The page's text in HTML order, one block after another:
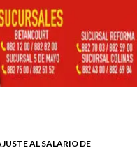
AL SALARIO DE
EL
AL